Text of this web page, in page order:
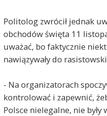
Politolog zwrócił jednak
obchodów święta 11
uważać, bo faktycznie
nawiązywały do
- Na organizatorach
kontrolować i zapewnić,
Polsce nielegalne, nie były